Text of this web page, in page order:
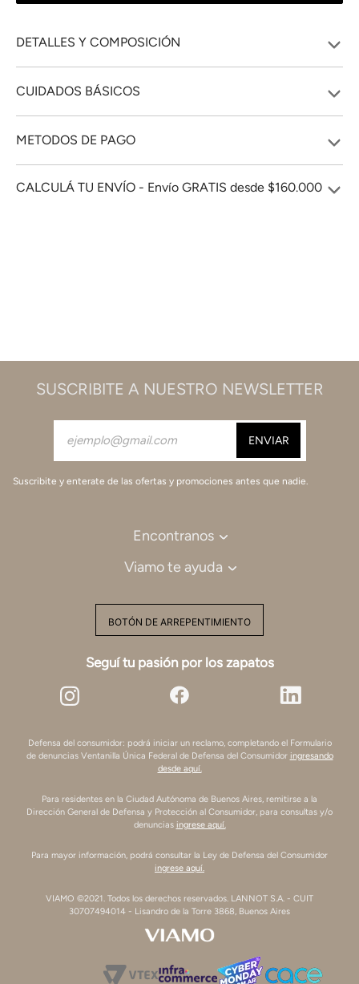
DETALLES Y COMPOSICIÓN
CUIDADOS BÁSICOS
METODOS DE PAGO
CALCULÁ TU ENVÍO - Envío GRATIS desde $160.000
SUSCRIBITE A NUESTRO NEWSLETTER
Suscribite y enterate de las ofertas y promociones antes que nadie.
Encontranos
Viamo te ayuda
BOTÓN DE ARREPENTIMIENTO
Seguí tu pasión por los zapatos
Defensa del consumidor: podrá iniciar un reclamo, completando el Formulario
de denuncias Ventanilla Única Federal de Defensa del Consumidor ingresando
desde aquí.
Para residentes en la Ciudad Autónoma de Buenos Aires, remitirse a la
Dirección General de Defensa y Protección al Consumidor, para consultas y/o
denuncias ingrese aquí.
Para mayor información, podrá consultar la Ley de Defensa del Consumidor
ingrese aquí.
VIAMO ©2021. Todos los derechos reservados. LANNOT S.A. - CUIT
30707494014 - Lisandro de la Torre 3868, Buenos Aires